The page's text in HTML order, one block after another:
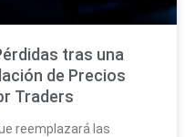
tras una
de Precios
Traders
reemplazará las